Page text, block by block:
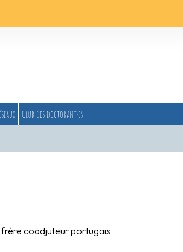
Club des doctorant·es
frère coadjuteur portugais